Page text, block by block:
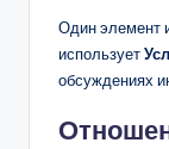
Один элемент
использует
обсуждениях